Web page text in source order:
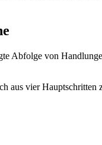
Abfolge von
aus vier Hauptschritten